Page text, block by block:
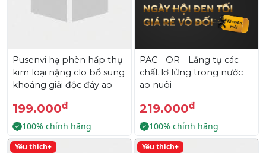
Pusenvi hạ phèn hấp thụ
kim loại nặng clo bổ sung
khoáng giải độc đáy ao
199.000đ
100% chính hãng
PAC - OR - Lắng tụ các
chất lơ lửng trong nước
ao nuôi
219.000đ
100% chính hãng
Yêu thích+ Yêu thích+